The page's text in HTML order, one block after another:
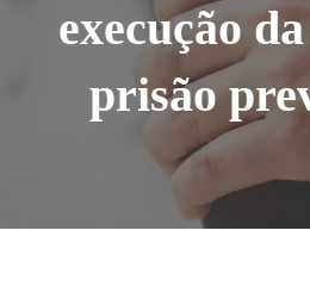
execução
prisão